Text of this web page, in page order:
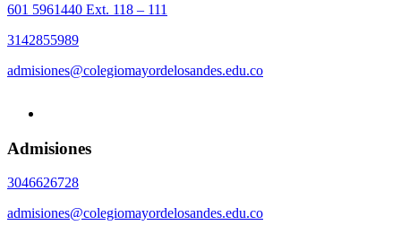
601 5961440 Ext. 118 – 111
3142855989
admisiones@colegiomayordelosandes.edu.co
Admisiones
3046626728
admisiones@colegiomayordelosandes.edu.co